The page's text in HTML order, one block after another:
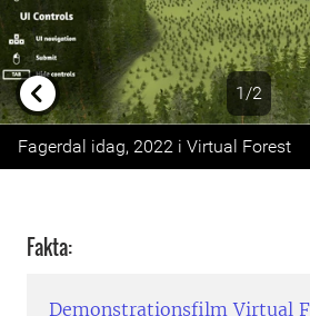
1/2
Previous
Fagerdal idag, 2022 i Virtual Forest
Fakta:
Demonstrationsfilm Virtual